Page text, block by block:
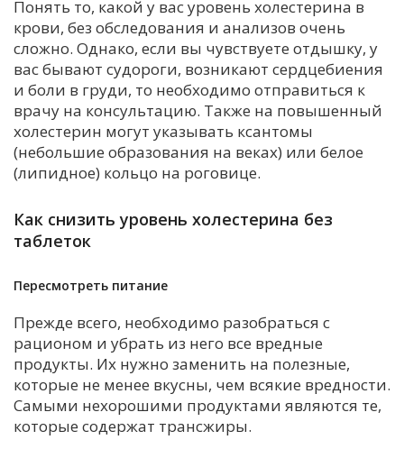
Понять то, какой у вас уровень холестерина в
крови, без обследования и анализов очень
сложно. Однако, если вы чувствуете отдышку, у
вас бывают судороги, возникают сердцебиения
и боли в груди, то необходимо отправиться к
врачу на консультацию. Также на повышенный
холестерин могут указывать ксантомы
(небольшие образования на веках) или белое
(липидное) кольцо на роговице.
Как снизить уровень холестерина без
таблеток
Пересмотреть питание
Прежде всего, необходимо разобраться с
рационом и убрать из него все вредные
продукты. Их нужно заменить на полезные,
которые не менее вкусны, чем всякие вредности.
Самыми нехорошими продуктами являются те,
которые содержат трансжиры.